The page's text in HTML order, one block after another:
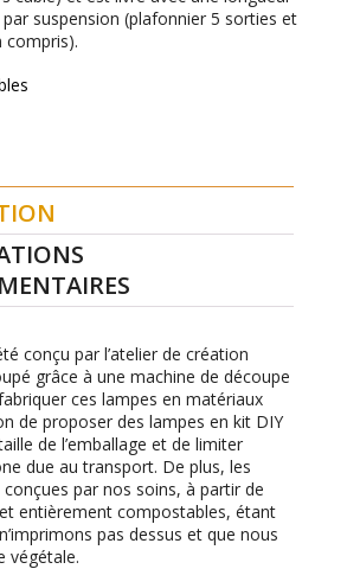
suspension (plafonnier 5 sorties et
compris).
conçu par l’atelier de création
grâce à une machine de découpe
ces lampes en matériaux
de proposer des lampes en kit DIY
de l’emballage et de limiter
due au transport. De plus, les
par nos soins, à partir de
entièrement compostables, étant
pas dessus et que nous
végétale.